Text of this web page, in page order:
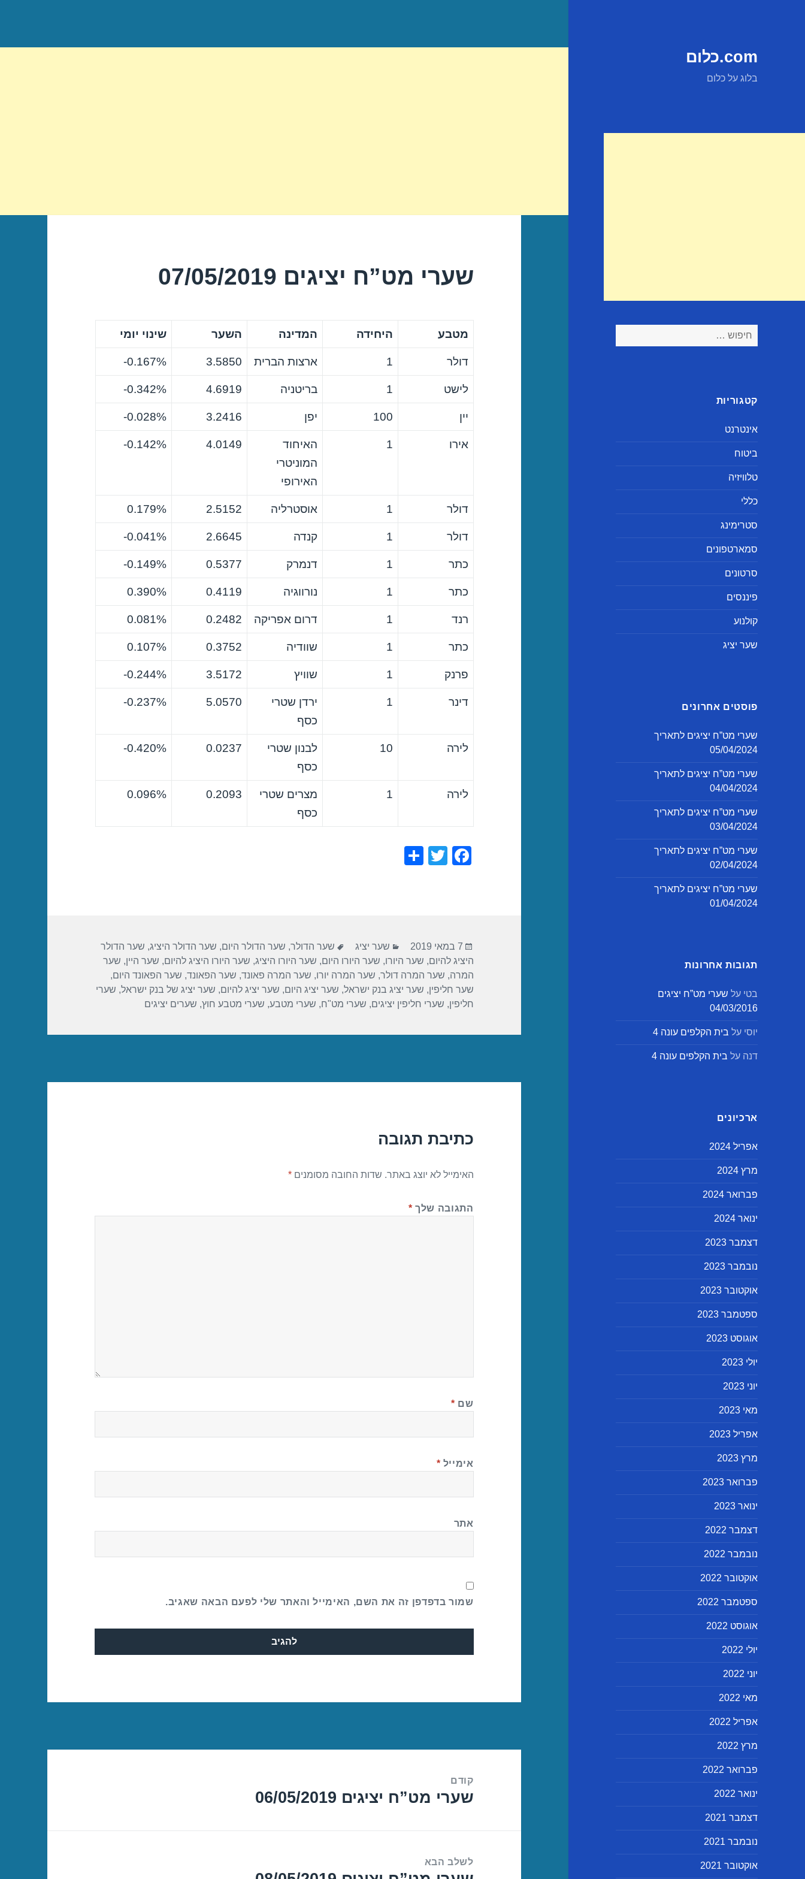
com.כלום
בלוג על כלום
חיפוש:
קטגוריות
אינטרנט
ביטוח
טלוויזיה
כללי
סטרימינג
סמארטפונים
סרטונים
פיננסים
קולנוע
שער יציג
פוסטים אחרונים
שערי מט”ח יציגים לתאריך
05/04/2024
שערי מט”ח יציגים לתאריך
04/04/2024
שערי מט”ח יציגים לתאריך
03/04/2024
שערי מט”ח יציגים לתאריך
02/04/2024
שערי מט”ח יציגים לתאריך
01/04/2024
תגובות אחרונות
בטי על שערי מט”ח יציגים
04/03/2016
יוסי על בית הקלפים עונה 4
דנה על בית הקלפים עונה 4
ארכיונים
אפריל 2024
מרץ 2024
פברואר 2024
ינואר 2024
דצמבר 2023
נובמבר 2023
אוקטובר 2023
ספטמבר 2023
אוגוסט 2023
יולי 2023
יוני 2023
מאי 2023
אפריל 2023
מרץ 2023
פברואר 2023
ינואר 2023
דצמבר 2022
נובמבר 2022
אוקטובר 2022
ספטמבר 2022
אוגוסט 2022
יולי 2022
יוני 2022
מאי 2022
אפריל 2022
מרץ 2022
פברואר 2022
ינואר 2022
דצמבר 2021
נובמבר 2021
אוקטובר 2021
שערי מט”ח יציגים 07/05/2019
מטבע היחידה המדינה השער שינוי יומי
דולר 1 ארצות הברית 3.5850
0.167%-
לישט 1 בריטניה 4.6919
0.342%-
יין 100 יפן 3.2416
0.028%-
אירו 1
האיחוד
המוניטרי
האירופי
4.0149
0.142%-
דולר 1 אוסטרליה 2.5152
0.179%
דולר 1 קנדה 2.6645
0.041%-
כתר 1 דנמרק 0.5377
0.149%-
כתר 1 נורווגיה 0.4119
0.390%
רנד 1 דרום אפריקה 0.2482
0.081%
כתר 1 שוודיה 0.3752
0.107%
פרנק 1 שוויץ 3.5172
0.244%-
דינר 1
ירדן שטרי
כסף
5.0570
0.237%-
לירה 10
לבנון שטרי
כסף
0.0237
0.420%-
לירה 1
מצרים שטרי
כסף
0.2093
0.096%
F
o
o
k
T
פורסם
בתאריך
7 במאי 2019 קטגוריות
שער יציג תגיות
שער הדולר, שער הדולר היום, שער הדולר היציג, שער הדולר
היציג להיום, שער היורו, שער היורו היום, שער היורו היציג, שער היורו היציג להיום, שער היין, שער
המרה, שער המרה דולר, שער המרה יורו, שער המרה פאונד, שער הפאונד, שער הפאונד היום,
שער חליפין, שער יציג בנק ישראל, שער יציג היום, שער יציג להיום, שער יציג של בנק ישראל, שערי
חליפין, שערי חליפין יציגים, שערי מט"ח, שערי מטבע, שערי מטבע חוץ, שערים יציגים
כתיבת תגובה
האימייל לא יוצג באתר. שדות החובה מסומנים*
התגובה שלך *
שם *
אימייל *
אתר
שמור בדפדפן זה את השם, האימייל והאתר שלי לפעם הבאה שאגיב.
קודם
הפוסט
שערי מט”ח יציגים 06/05/2019
לשלב הבא